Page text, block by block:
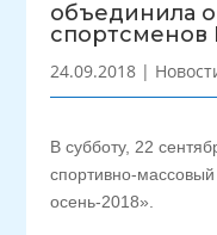
объединила
24.09.2018 |
В субботу, 22
спортивно-
осень-2018».